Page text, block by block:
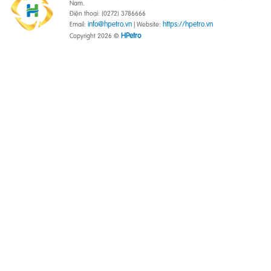
Nam.
Điện thoại: (0272) 3786666
Email: info@hpetro.vn | Website: https://hpetro.vn
Copyright 2026 © HPetro